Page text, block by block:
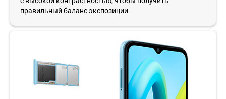
правильный баланс экспозиции.